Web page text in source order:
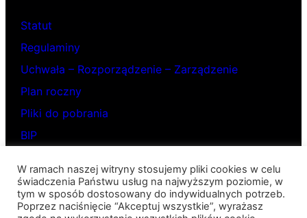
Statut
Regulaminy
Uchwała – Rozporządzenie – Zarządzenie
Plan roczny
Pliki do pobrania
BIP
Pod słonkiem
W ramach naszej witryny stosujemy pliki cookies w celu
świadczenia Państwu usług na najwyższym poziomie, w
tym w sposób dostosowany do indywidualnych potrzeb.
Poprzez naciśnięcie “Akceptuj wszystkie”, wyrażasz